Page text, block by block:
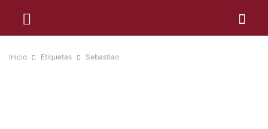
Inicio Etiquetas Sebastiao